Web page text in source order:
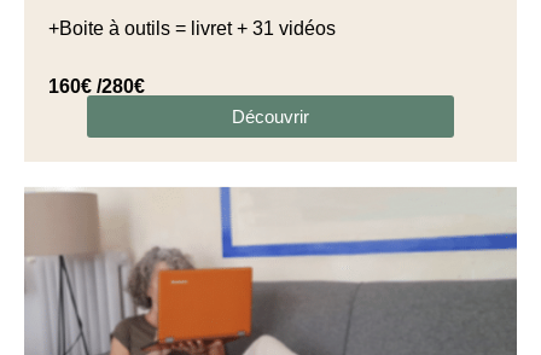
+Boite à outils = livret + 31 vidéos
160€ /280€
Découvrir